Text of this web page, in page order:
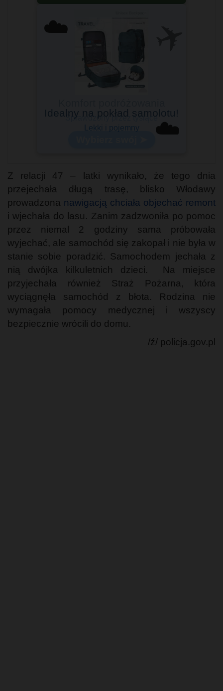
☁️
☁️
Idealny na pokład samolotu!
Lekki i pojemny
Z relacji 47 – latki wynikało, że tego dnia
przejechała długą trasę, blisko Włodawy
prowadzona nawigacją chciała objechać remont
i wjechała do lasu. Zanim zadzwoniła po pomoc
przez niemal 2 godziny sama próbowała
wyjechać, ale samochód się zakopał i nie była w
stanie sobie poradzić. Samochodem jechała z
nią dwójka kilkuletnich dzieci. Na miejsce
przyjechała również Straż Pożarna, która
wyciągnęła samochód z błota. Rodzina nie
wymagała pomocy medycznej i wszyscy
bezpiecznie wrócili do domu.
/ź/ policja.gov.pl